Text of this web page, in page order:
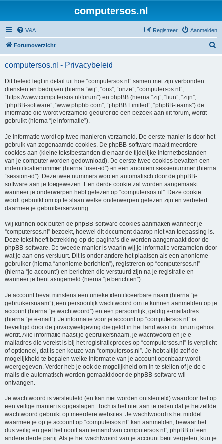
computersos.nl
V&A Aanmelden
Registreer
Forumoverzicht
computersos.nl - Privacybeleid
Dit beleid legt in detail uit hoe “computersos.nl” samen met zijn verbonden
diensten en bedrijven (hierna “wij”, “ons”, “onze”, “computersos.nl”,
“https://www.computersos.nl/forum”) en phpBB (hierna “zij”, “hun”, “zijn”,
“phpBB-software”, “www.phpbb.com”, “phpBB Limited”, “phpBB-teams”) de
informatie die wordt verzameld gedurende een bezoek aan dit forum, wordt
gebruikt (hierna “je informatie”).
Je informatie wordt op twee manieren verzameld. De eerste manier is door het
gebruik van zogenaamde cookies. De phpBB-software maakt meerdere
cookies aan (kleine tekstbestanden die naar de tijdelijke internetbestanden
van je computer worden gedownload). De eerste twee cookies bevatten een
indentificatienummer (hierna “user-id”) en een anoniem sessienummer (hierna
“session-id”). Deze twee nummers worden automatisch door de phpBB-
software aan je toegewezen. Een derde cookie zal worden aangemaakt
wanneer je onderwerpen hebt gelezen op “computersos.nl”. Deze cookie
wordt gebruikt om op te slaan welke onderwerpen gelezen zijn en verbetert
daarmee je gebruikerservaring.
Wij kunnen ook buiten de phpBB-software cookies aanmaken wanneer je
“computersos.nl” bezoekt, hoewel dit document daarop niet van toepassing is.
Deze tekst heeft betrekking op de pagina’s die worden aangemaakt door de
phpBB-software. De tweede manier is waarin wij je informatie verzamelen door
wat je aan ons verstuurt. Dit is onder andere het plaatsen als een anonieme
gebruiker (hierna “anonieme berichten”), registreren op “computersos.nl”
(hierna “je account”) en berichten die verstuurd zijn na je registratie en
wanneer je bent aangemeld (hierna “je berichten”).
Je account bevat minstens een unieke identificeerbare naam (hierna “je
gebruikersnaam”), een persoonlijk wachtwoord om te kunnen aanmelden op je
account (hierna “je wachtwoord”) en een persoonlijk, geldig e-mailadres
(hierna “je e-mail”). Je informatie voor je account op “computersos.nl” is
beveiligd door de privacywetgeving die geldt in het land waar dit forum gehost
wordt. Alle informatie naast je gebruikersnaam, je wachtwoord en je e-
mailadres die vereist is bij het registratieproces op “computersos.nl” is verplicht
of optioneel, dat is een keuze van “computersos.nl”. Je hebt altijd zelf de
mogelijkheid te bepalen welke informatie van je account openbaar wordt
weergegeven. Verder heb je ook de mogelijkheid om in te stellen of je de e-
mails die automatisch worden gemaakt door de phpBB-software wil
ontvangen.
Je wachtwoord is versleuteld (en kan niet worden ontsleuteld) waardoor het op
een veilige manier is opgeslagen. Toch is het niet aan te raden dat je hetzelfde
wachtwoord gebruikt op meerdere websites. Je wachtwoord is het middel
waarmee je op je account op “computersos.nl” kan aanmelden, bewaar het
dus veilig en geef het nooit aan iemand van computersos.nl”, phpBB of een
andere derde partij. Als je het wachtwoord van je account bent vergeten, kun je